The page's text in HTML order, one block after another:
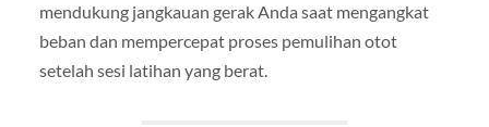
mendukung jangkauan gerak Anda saat mengangkat
beban dan mempercepat proses pemulihan otot
setelah sesi latihan yang berat.